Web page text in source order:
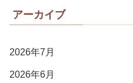
アーカイブ
2026年7月
2026年6月